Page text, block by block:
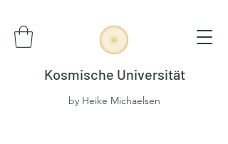
Kosmische Universität
by Heike Michaelsen